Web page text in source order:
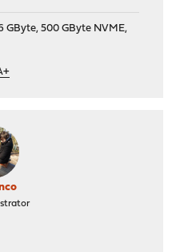
GByte, 500 GByte NVME,